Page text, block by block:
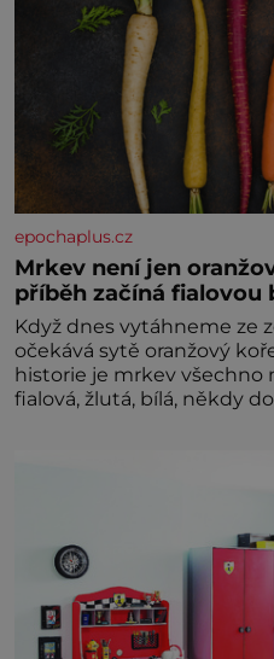
epochaplus.cz
Mrkev není jen
příběh začíná fialovou
Když dnes vytáhneme ze
očekává sytě oranžový
historie je mrkev všechno
fialová, žlutá, bílá, někdy
nedokážeme představit.